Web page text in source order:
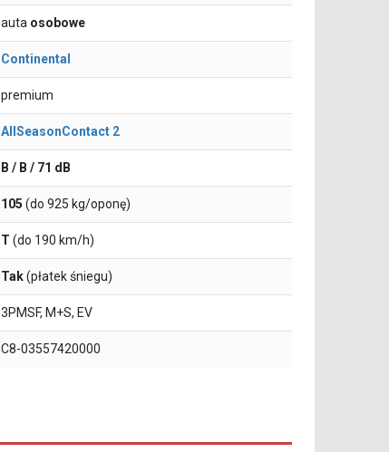
auta osobowe
Continental
premium
AllSeasonContact 2
B / B / 71 dB
105 (do 925 kg/oponę)
T (do 190 km/h)
Tak(płatek śniegu)
3PMSF, M+S, EV
C8-03557420000